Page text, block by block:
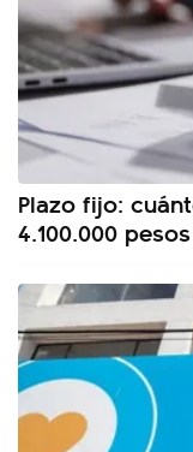
Plazo fijo:
4.100.000